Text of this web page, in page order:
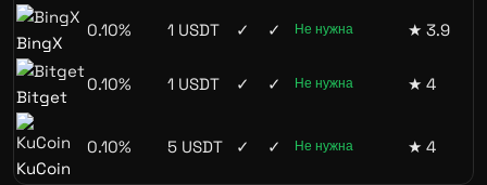
BingX
0.10% 1 USDT ✓ ✓ Не нужна ★ 3.9
Bitget
0.10% 1 USDT ✓ ✓ Не нужна ★ 4
KuCoin
0.10% 5 USDT ✓ ✓ Не нужна ★ 4